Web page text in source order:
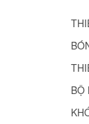
BỘ